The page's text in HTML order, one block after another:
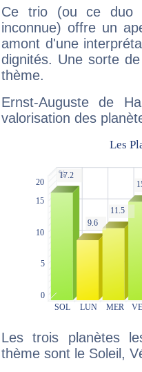
Ce trio (ou ce duo
inconnue) offre un
amont d'une
dignités. Une sorte
thème.
Ernst-Auguste de
valorisation des
Les trois planètes
thème sont le Soleil,